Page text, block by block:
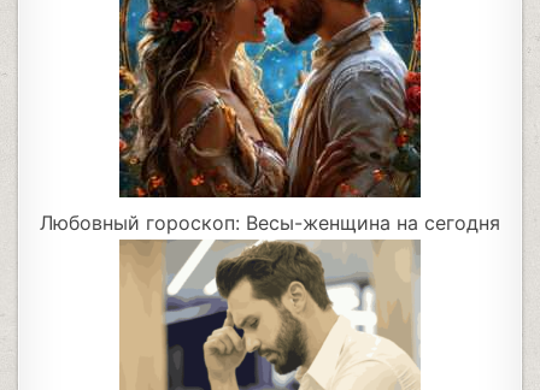
Любовный гороскоп: Весы-женщина на сегодня